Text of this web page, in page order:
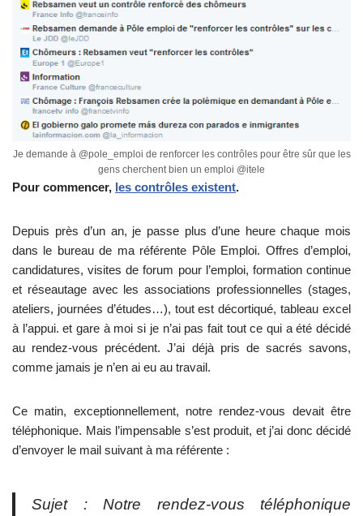
Je demande à @pole_emploi de renforcer les contrôles pour être sûr que les
gens cherchent bien un emploi @itele
Pour commencer, les contrôles existent.
Depuis près d’un an, je passe plus d’une heure chaque mois
dans le bureau de ma référente Pôle Emploi. Offres d’emploi,
candidatures, visites de forum pour l’emploi, formation continue
et réseautage avec les associations professionnelles (stages,
ateliers, journées d’études…), tout est décortiqué, tableau excel
à l’appui. et gare à moi si je n’ai pas fait tout ce qui a été décidé
au rendez-vous précédent. J’ai déjà pris de sacrés savons,
comme jamais je n’en ai eu au travail.
Ce matin, exceptionnellement, notre rendez-vous devait être
téléphonique. Mais l’impensable s’est produit, et j’ai donc décidé
d’envoyer le mail suivant à ma référente :
Sujet : Notre rendez-vous téléphonique